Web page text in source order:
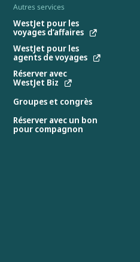
Autres services
WestJet pour les
voyages d’affaires
WestJet pour les
agents de voyages
Réserver avec
WestJet Biz
Groupes et congrès
Réserver avec un bon
pour compagnon